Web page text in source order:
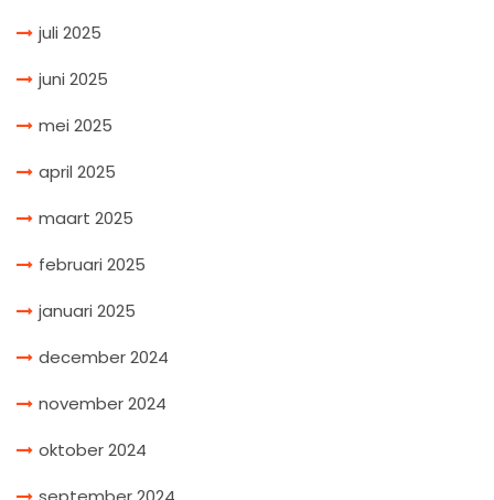
juli 2025
juni 2025
mei 2025
april 2025
maart 2025
februari 2025
januari 2025
december 2024
november 2024
oktober 2024